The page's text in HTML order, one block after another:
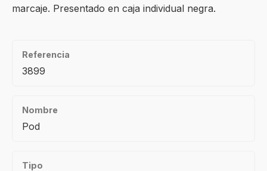
marcaje. Presentado en caja individual negra.
Referencia
3899
Nombre
Pod
Tipo